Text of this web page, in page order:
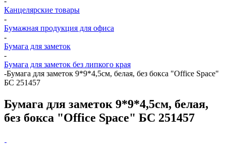
Канцелярские товары
-
Бумажная продукция для офиса
-
Бумага для заметок
-
Бумага для заметок без липкого края
-Бумага для заметок 9*9*4,5см, белая, без бокса "Office Space"
БС 251457
Бумага для заметок 9*9*4,5см, белая,
без бокса "Office Space" БС 251457